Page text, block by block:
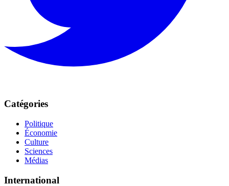
Catégories
Politique
Économie
Culture
Sciences
Médias
International